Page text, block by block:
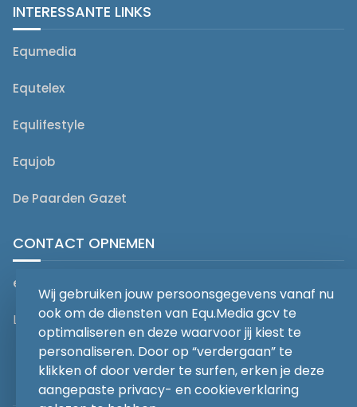
INTERESSANTE LINKS
Equmedia
Equtelex
Equlifestyle
Equjob
De Paarden Gazet
CONTACT OPNEMEN
editorial@equmedia.be
Langendamdreef 22 9880 Aalter België
Wij gebruiken jouw persoonsgegevens vanaf nu
ook om de diensten van Equ.Media gcv te
optimaliseren en deze waarvoor jij kiest te
personaliseren. Door op “verdergaan” te
klikken of door verder te surfen, erken je deze
aangepaste privacy- en cookieverklaring